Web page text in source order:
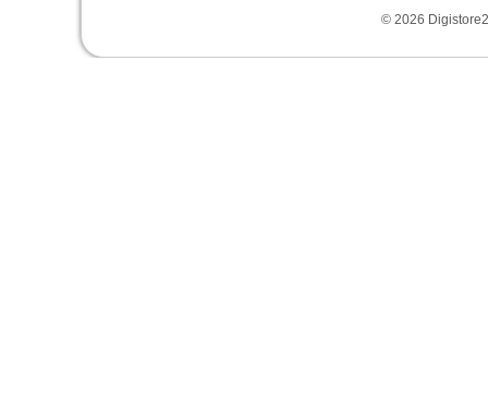
© 2026